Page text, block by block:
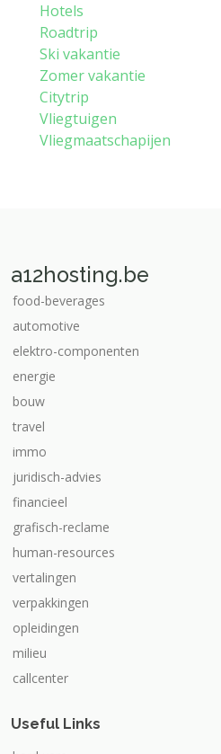
Hotels
Roadtrip
Ski vakantie
Zomer vakantie
Citytrip
Vliegtuigen
Vliegmaatschapijen
a12hosting.be
food-beverages
automotive
elektro-componenten
energie
bouw
travel
immo
juridisch-advies
financieel
grafisch-reclame
human-resources
vertalingen
verpakkingen
opleidingen
milieu
callcenter
Useful Links